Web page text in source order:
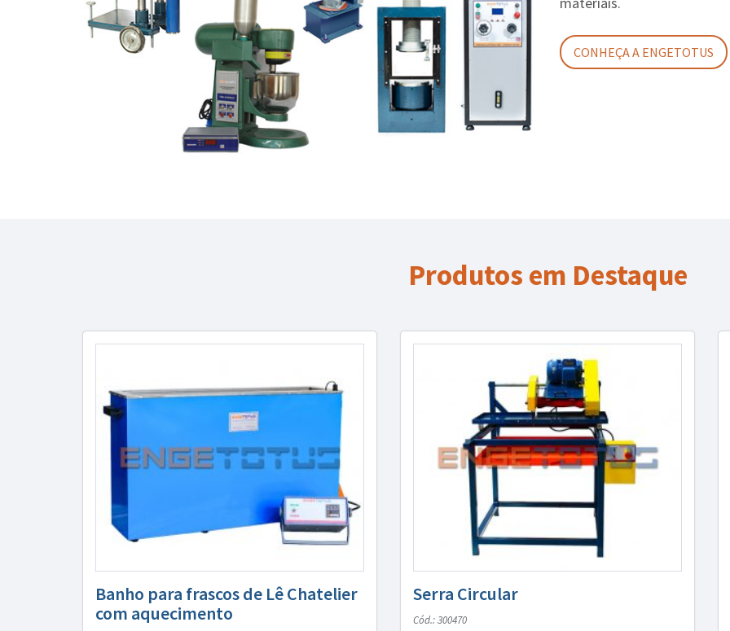
CONHEÇA A ENGETOTUS
Produtos em Destaque
Banho para frascos de Lê Chatelier
com aquecimento
Serra Circular
Cód.: 300470